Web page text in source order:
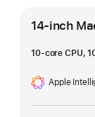
14-inch
10‑core CPU,
Apple
Voetnoot